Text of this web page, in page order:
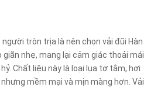
người tròn trịa là nên chọn vải đũi Hàn
giãn nhẹ, mang lại cảm giác thoải mái
Chất liệu này là loại lụa tơ tằm, hơi
mềm mại và mịn màng hơn. Vải